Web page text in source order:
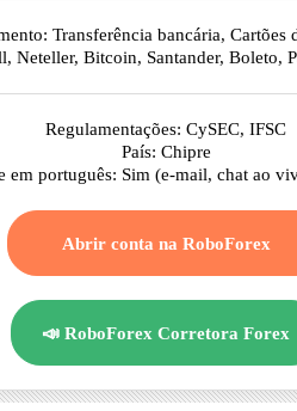
Transferência bancária, Cartões
Neteller, Bitcoin, Santander, Boleto,
Regulamentações: CySEC, IFSC
País: Chipre
em português: Sim (e-mail, chat ao
Abrir conta na RoboForex
📣 RoboForex Corretora Forex